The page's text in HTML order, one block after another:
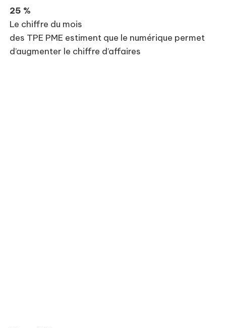
25 %
Le chiffre du mois
des TPE PME estiment que le numérique permet
d’augmenter le chiffre d’affaires